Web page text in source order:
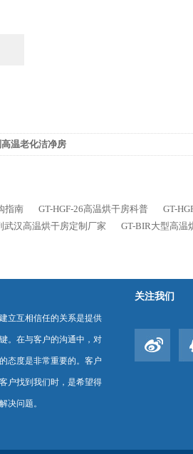
温老化洁净房
指南 GT-HGF-26高温烘干房科普
GT-
武汉高温烘干房定制厂家 GT-BIR大型高温
立互相信任的关系是提供
。在与客户的沟通中，对
态度是非常重要的。客户
户找到我们时，是希望得
决问题。
关注我们